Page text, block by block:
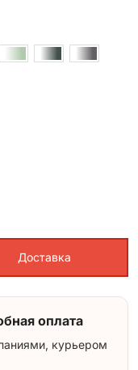
Доставка
оплата
курьером